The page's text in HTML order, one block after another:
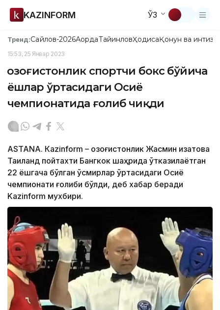
KAZINFORM ЎЗ
Тренд:Сайлов-2026АқордаТайинловҲодисаҚонун ва
15:53, 25 Январ 2023
Қозоғистонлик спортчи бокс бўйича
ёшлар ўртасидаги Осиё
чемпионатида ғолиб чиқди
ASTANА. Кazinform – Қозоғистонлик Жасмин Қизатова
Таиланд пойтахти Бангкок шаҳрида ўтказилаётган
22 ёшгача бўлган ўсмирлар ўртасидаги Осиё
чемпионати ғолиби бўлди, деб хабар беради
Kazinform мухбири.